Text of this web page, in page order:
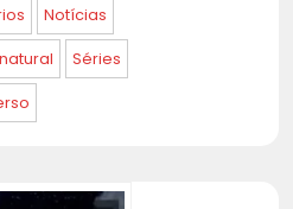
Notícias
Séries